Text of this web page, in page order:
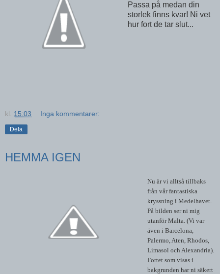
Passa på medan din
storlek finns kvar! Ni vet
hur fort de tar slut...
kl. 15:03 Inga kommentarer:
Dela
HEMMA IGEN
Nu är vi alltså tillbaks
från vår fantastiska
kryssning i Medelhavet.
På bilden ser ni mig
utanför Malta. (Vi var
även i Barcelona,
Palermo, Aten, Rhodos,
Limasol och Alexandria).
Fortet som visas i
bakgrunden har ni säkert